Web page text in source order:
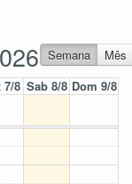
Semana
Mês
7/8 Sab 8/8 Dom 9/8